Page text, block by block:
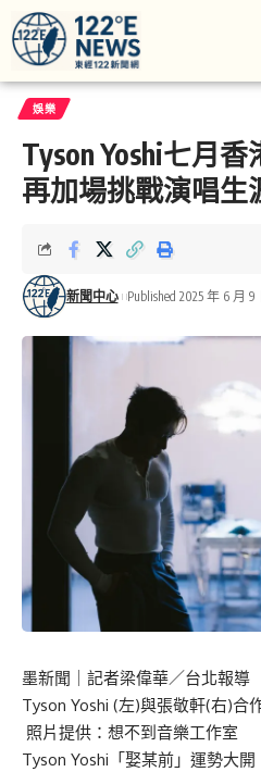
娛樂
Tyson Yoshi七月
再加場挑戰演唱生
新聞中心 Published 2025 年 6 月 9
墨新聞 ｜記者梁偉華／台北報導
Tyson Yoshi (左)與張敬軒(右)合
照片提供：想不到音樂工作室
Tyson Yoshi「娶某前」運勢大